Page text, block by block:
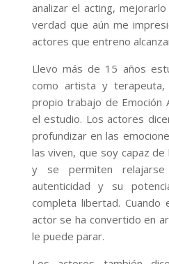
analizar el acting,
verdad que aún me
actores que entreno
Llevo más de 15 años
como artista y
propio trabajo de Emoción
el estudio. Los actores
profundizar en las
las viven, que soy capaz
y se permiten
autenticidad y su
completa libertad.
actor se ha convertido en
le puede parar.